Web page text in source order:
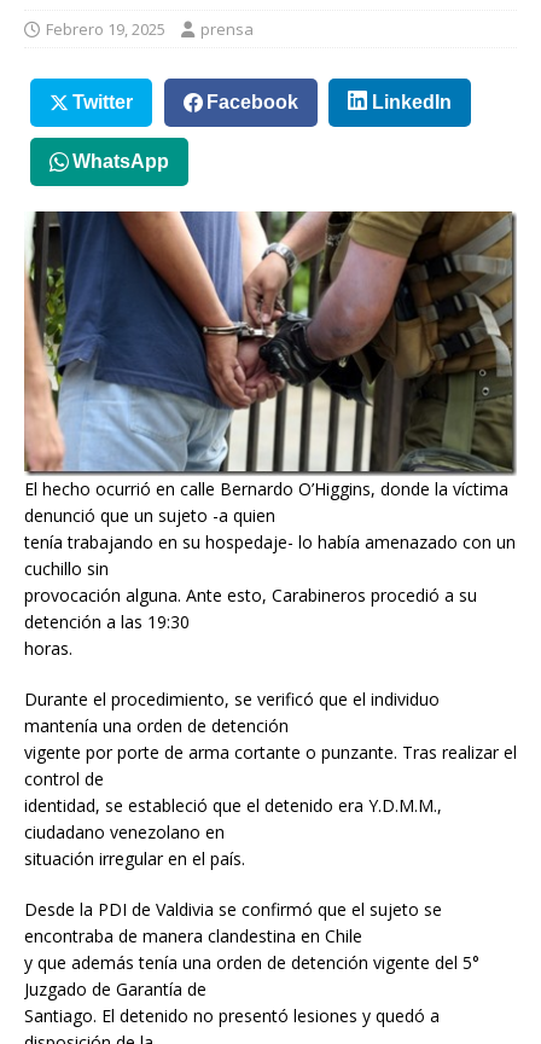
Febrero 19, 2025 prensa
Twitter Facebook LinkedIn
WhatsApp
El hecho ocurrió en calle Bernardo O’Higgins, donde la víctima
denunció que un sujeto -a quien
tenía trabajando en su hospedaje- lo había amenazado con un
cuchillo sin
provocación alguna. Ante esto, Carabineros procedió a su
detención a las 19:30
horas.
Durante el procedimiento, se verificó que el individuo
mantenía una orden de detención
vigente por porte de arma cortante o punzante. Tras realizar el
control de
identidad, se estableció que el detenido era Y.D.M.M.,
ciudadano venezolano en
situación irregular en el país.
Desde la PDI de Valdivia se confirmó que el sujeto se
encontraba de manera clandestina en Chile
y que además tenía una orden de detención vigente del 5°
Juzgado de Garantía de
Santiago. El detenido no presentó lesiones y quedó a